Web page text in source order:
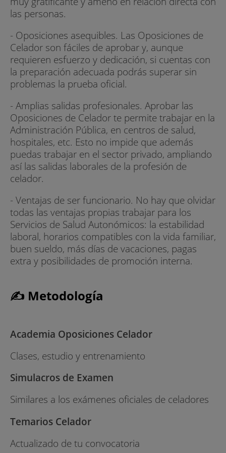
sistema de salud.
¿Por qué Estudiar Oposiciones de Celador?
Ser celador del servicio público de salud tiene
una serie de ventajas como funcionario
independientemente de la COmunidad
Autónoma donde hayas conseguido tu plaza:
- Máxima estabilidad laboral
- Sueldo medio de 22.700€ anuales
- Sueldo percibido en 14 pagas y media
- Trabajo por turnos
- 40 días de vacaciones y asuntos propios
- Aumentos salariales del 5% mediante Trienios
- Grandes posibilidades de promoción interna
- Posibilidad de solicitar excedencias
- Trabajo gratificante. Ser celador te permite
ayudándoles en sus traslados y tratando
directamente con ellos. Se trata de un trabajo
muy gratificante y ameno en relación directa con
Celador son fáciles de aprobar y, aunque
la preparación adecuada podrás superar sin
problemas la prueba oficial.
las personas.
- Oposiciones asequibles. Las Oposiciones de
Celador son fáciles de aprobar y, aunque
requieren esfuerzo y dedicación, si cuentas con
la preparación adecuada podrás superar sin
problemas la prueba oficial.
- Amplias salidas profesionales. Aprobar las
Oposiciones de Celador te permite trabajar en la
Administración Pública, en centros de salud,
hospitales, etc. Esto no impide que además
puedas trabajar en el sector privado, ampliando
así las salidas laborales de la profesión de
celador.
- Ventajas de ser funcionario. No hay que olvidar
todas las ventajas propias trabajar para los
Servicios de Salud Autonómicos: la estabilidad
laboral, horarios compatibles con la vida familiar,
buen sueldo, más días de vacaciones, pagas
extra y posibilidades de promoción interna.
✍ Metodología
Academia Oposiciones Celador
Clases, estudio y entrenamiento
Simulacros de Examen
Similares a los exámenes oficiales de celadores
Temarios Celador
Actualizado de tu convocatoria